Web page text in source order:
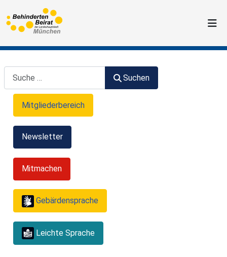
Suchen
Suchen
Mitgliederbereich
Newsletter
Mitmachen
Gebärdensprache
Leichte Sprache